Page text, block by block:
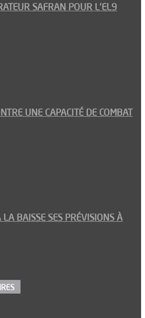
SAFRAN POUR L’EL9
UNE CAPACITÉ DE COMBAT
BAISSE SES PRÉVISIONS À